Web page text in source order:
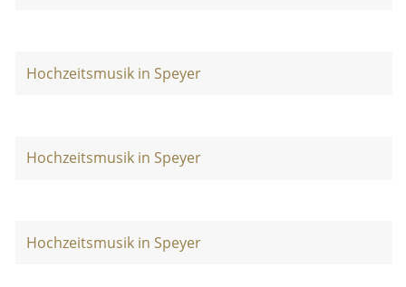
Hochzeitsmusik in Speyer
Hochzeitsmusik in Speyer
Hochzeitsmusik in Speyer